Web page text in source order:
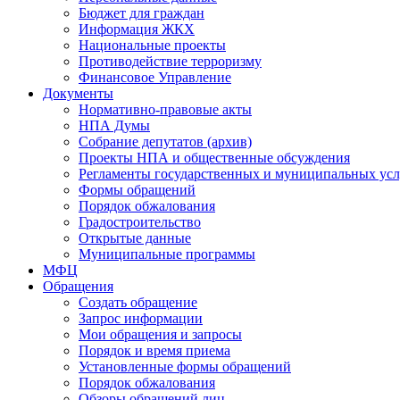
Бюджет для граждан
Информация ЖКХ
Национальные проекты
Противодействие терроризму
Финансовое Управление
Документы
Нормативно-правовые акты
НПА Думы
Собрание депутатов (архив)
Проекты НПА и общественные обсуждения
Регламенты государственных и муниципальных
Формы обращений
Порядок обжалования
Градостроительство
Открытые данные
Муниципальные программы
МФЦ
Обращения
Создать обращение
Запрос информации
Мои обращения и запросы
Порядок и время приема
Установленные формы обращений
Порядок обжалования